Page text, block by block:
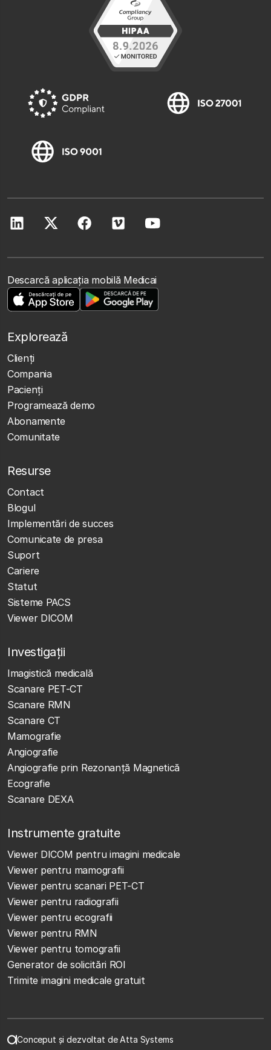
Descarcă aplicația mobilă Medicai
Explorează
Clienţi
Compania
Pacienți
Programează demo
Abonamente
Comunitate
Resurse
Contact
Blogul
Implementări de succes
Comunicate de presa
Suport
Cariere
Statut
Sisteme PACS
Viewer DICOM
Investigații
Imagistică medicală
Scanare PET-CT
Scanare RMN
Scanare CT
Mamografie
Angiografie
Angiografie prin Rezonanță Magnetică
Ecografie
Scanare DEXA
Instrumente gratuite
Viewer DICOM pentru imagini medicale
Viewer pentru mamografii
Viewer pentru scanari PET-CT
Viewer pentru radiografii
Viewer pentru ecografii
Viewer pentru RMN
Viewer pentru tomografii
Generator de solicitări ROI
Trimite imagini medicale gratuit
Conceput și dezvoltat de Atta Systems